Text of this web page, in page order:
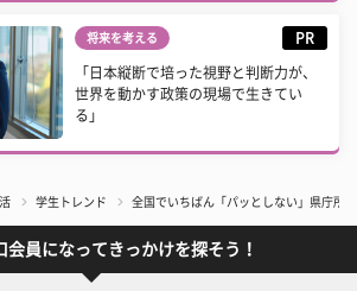
将来を考える PR
「日本縦断で培った視野と判断力が、
世界を動かす政策の現場で生きてい
る」
学生トレンド 全国でいちばん「パッとしない」県庁所
会員になってきっかけを探そう！